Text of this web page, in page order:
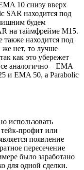
10 снизу вверх
SAR находится под
будем
на таймфрейме M15.
находится под
нет, то лучше
как это убережет
аналогично – EMA
и EMA 50, а Parabolic
использовать
профит или
появление
пересечение
было заработано
для одной сделки.